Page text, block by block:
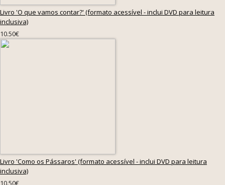
Livro 'O que vamos contar?' (formato acessível - inclui DVD para leitura
inclusiva)
10.50€
Livro 'Como os Pássaros' (formato acessível - inclui DVD para leitura
inclusiva)
10.50€